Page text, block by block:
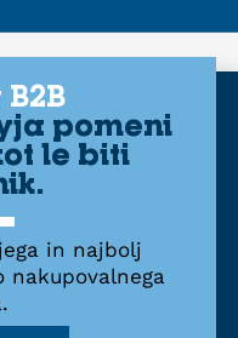
pomeni
le biti
in najbolj
nakupovalnega